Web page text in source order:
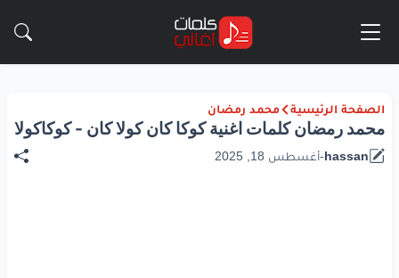
الصفحة الرئيسية محمد رمضان
محمد رمضان كلمات اغنية كوكا كان كولا كان - كوكاكولا
hassan
-أغسطس 18, 2025